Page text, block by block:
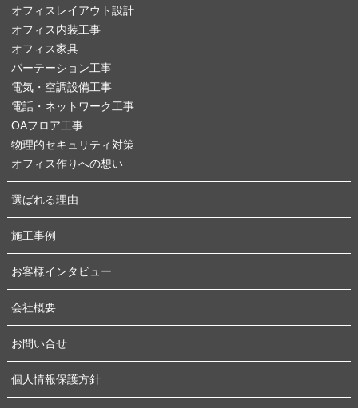
オフィスレイアウト設計
オフィス内装工事
オフィス家具
パーテーション工事
電気・空調設備工事
電話・ネットワーク工事
OAフロア工事
物理的セキュリティ対策
オフィス作りへの想い
選ばれる理由
施工事例
お客様インタビュー
会社概要
お問い合せ
個人情報保護方針